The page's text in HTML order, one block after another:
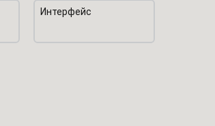
Интерфейс